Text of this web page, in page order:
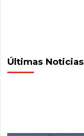
Últimas Noticias